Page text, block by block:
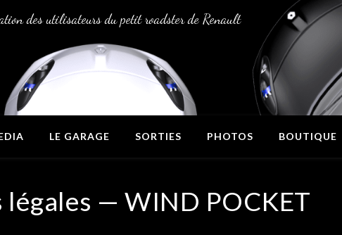
des utilisateurs du petit roadster de Renault
LE GARAGE SORTIES PHOTOS BOUTIQUE
— WIND POCKET